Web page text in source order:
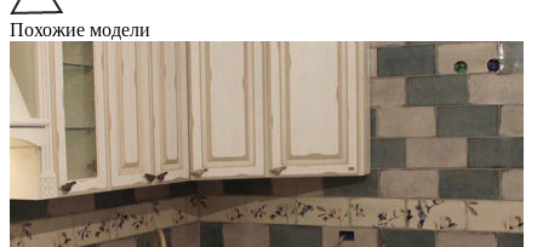
Похожие модели